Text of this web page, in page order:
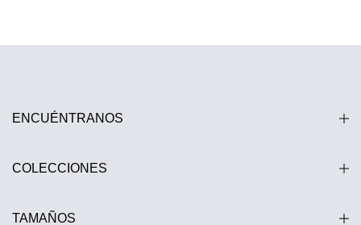
ENCUÉNTRANOS
COLECCIONES
TAMAÑOS